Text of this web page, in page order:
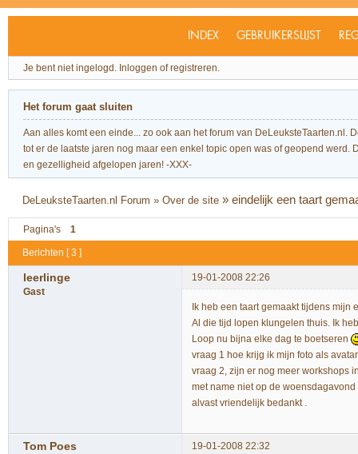
INDEX GEBRUIKERSLIJST
Je bent niet ingelogd. Inloggen of registreren.
Het forum gaat sluiten
Aan alles komt een einde... zo ook aan het forum van
tot er de laatste jaren nog maar een enkel topic open was of geopend
en gezelligheid afgelopen jaren! -XXX-
DeLeuksteTaarten.nl Forum »Over de site »eindelijk een taart
Pagina's 1
Berichten [ 3 ]
leerlinge
19-01-2008 22:26
Gast
Ik heb een taart gemaakt tijdens mijn
Al die tijd lopen klungelen thuis. Ik
Loop nu bijna elke dag te boetseren
vraag 1 hoe krijg ik mijn foto als
vraag 2, zijn er nog meer workshops
met name niet op de
alvast vriendelijk bedankt .
Tom Poes 19-01-2008 22:32